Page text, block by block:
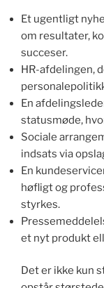
Et ugentligt
om resultater,
succeser.
HR-afdelingen,
En
statusmøde,
Sociale
indsats via
En
høfligt og
styrkes.
et nyt produkt
Det er ikke kun